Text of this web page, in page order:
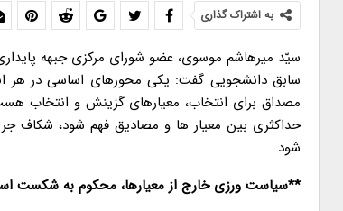
به اشتراک گذاری
سیّد میرهاشم موسوی، عضو شورای مرکزی جبهه
سابق دانشجویی گفت: یکی محورهای اساسی در هر
مصداق برای انتخاب، معیارهای گزینش و انتخاب
حداکثری بین معیار ها و مصادیق فهم شود، شکاف
شود.
**سیاست ورزی خارج از معیارها، محکوم به شکست